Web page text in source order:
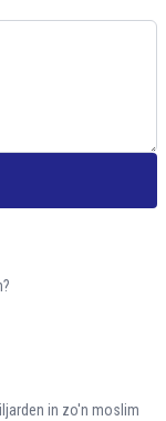
in zo'n moslim